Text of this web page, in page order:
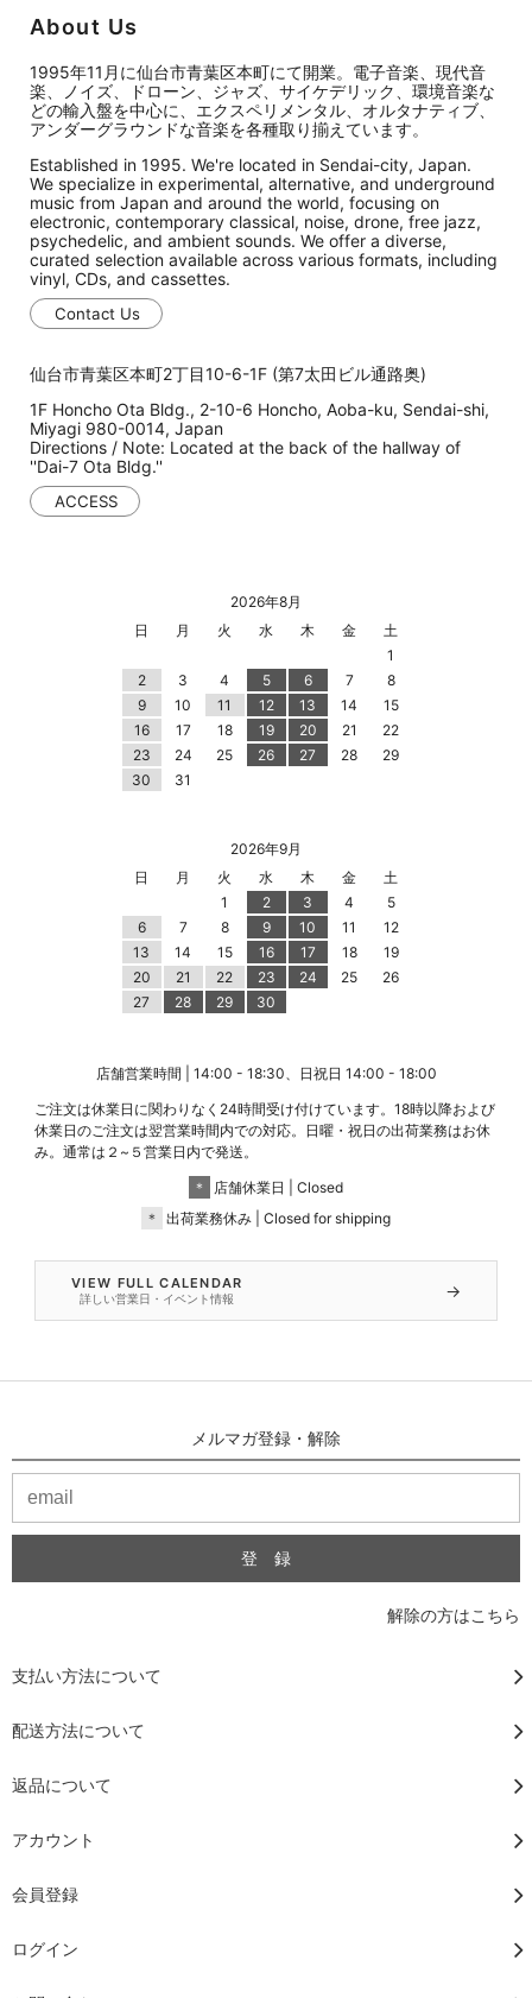
About Us
1995年11月に仙台市青葉区本町にて開業。電子音楽、現代音
楽、ノイズ、ドローン、ジャズ、サイケデリック、環境音楽な
どの輸入盤を中心に、エクスペリメンタル、オルタナティブ、
アンダーグラウンドな音楽を各種取り揃えています。
Established in 1995. We're located in Sendai-city, Japan.
We specialize in experimental, alternative, and underground
music from Japan and around the world, focusing on
electronic, contemporary classical, noise, drone, free jazz,
psychedelic, and ambient sounds. We offer a diverse,
curated selection available across various formats, including
vinyl, CDs, and cassettes.
Contact Us
仙台市青葉区本町2丁目10-6-1F (第7太田ビル通路奥)
1F Honcho Ota Bldg., 2-10-6 Honcho, Aoba-ku, Sendai-shi,
Miyagi 980-0014, Japan
Directions / Note: Located at the back of the hallway of
''Dai-7 Ota Bldg.''
ACCESS
2026年8月
日
月 火 水 木 金
土
1
2
3 4 5 6 7
8
9
10 11 12 13 14
15
16
17 18 19 20 21
22
23
24 25 26 27 28
29
30
31
2026年9月
日
月 火 水 木 金
土
1
2 3 4
5
6
7 8 9 10 11
12
13
14 15 16 17 18
19
20
21 22 23 24 25
26
27
28 29 30
店舗営業時間 | 14:00 - 18:30、日祝日 14:00 - 18:00
ご注文は休業日に関わりなく24時間受け付けています。18時以降および
休業日のご注文は翌営業時間内での対応。日曜・祝日の出荷業務はお休
み。通常は２~５営業日内で発送。
＊
店舗休業日 | Closed
＊
出荷業務休み | Closed for shipping
VIEW FULL CALENDAR
詳しい営業日・イベント情報 →
メルマガ登録・解除
解除の方はこちら
支払い方法について
配送方法について
返品について
アカウント
会員登録
ログイン